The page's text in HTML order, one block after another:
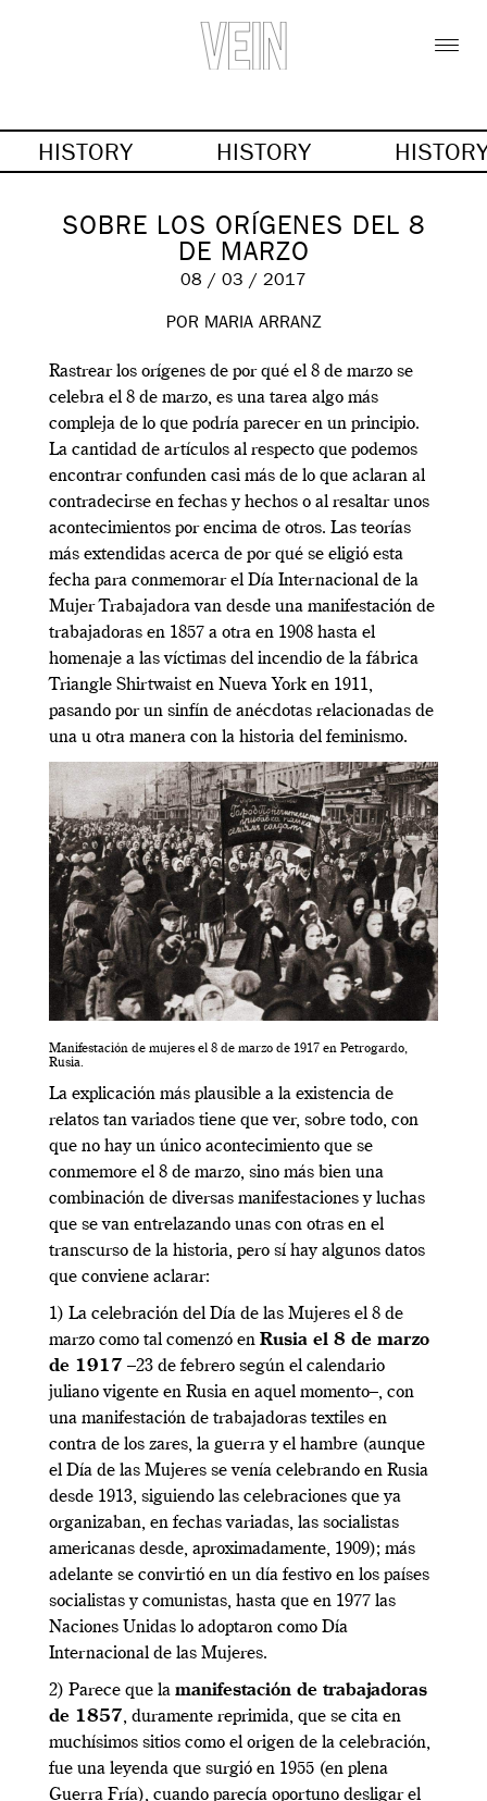
HISTORY HISTORY
SOBRE LOS ORÍGENES DEL 8
DE MARZO
08 / 03 / 2017
POR MARIA ARRANZ
Rastrear los orígenes de por qué el 8 de marzo se
celebra el 8 de marzo, es una tarea algo más
compleja de lo que podría parecer en un principio.
La cantidad de artículos al respecto que podemos
encontrar confunden casi más de lo que aclaran al
contradecirse en fechas y hechos o al resaltar unos
acontecimientos por encima de otros. Las teorías
más extendidas acerca de por qué se eligió esta
fecha para conmemorar el Día Internacional de la
Mujer Trabajadora van desde una manifestación de
trabajadoras en 1857 a otra en 1908 hasta el
homenaje a las víctimas del incendio de la fábrica
Triangle Shirtwaist en Nueva York en 1911,
pasando por un sinfín de anécdotas relacionadas de
una u otra manera con la historia del feminismo.
Manifestación de mujeres el 8 de marzo de 1917 en Petrogardo,
Rusia.
La explicación más plausible a la existencia de
relatos tan variados tiene que ver, sobre todo, con
que no hay un único acontecimiento que se
conmemore el 8 de marzo, sino más bien una
combinación de diversas manifestaciones y luchas
que se van entrelazando unas con otras en el
transcurso de la historia, pero sí hay algunos datos
que conviene aclarar:
1) La celebración del Día de las Mujeres el 8 de
marzo como tal comenzó en Rusia el 8 de marzo
de 1917 –23 de febrero según el calendario
juliano vigente en Rusia en aquel momento–, con
una manifestación de trabajadoras textiles en
contra de los zares, la guerra y el hambre (aunque
el Día de las Mujeres se venía celebrando en Rusia
desde 1913, siguiendo las celebraciones que ya
organizaban, en fechas variadas, las socialistas
americanas desde, aproximadamente, 1909); más
adelante se convirtió en un día festivo en los países
socialistas y comunistas, hasta que en 1977 las
Naciones Unidas lo adoptaron como Día
Internacional de las Mujeres.
2) Parece que la manifestación de trabajadoras
de 1857, duramente reprimida, que se cita en
muchísimos sitios como el origen de la celebración,
fue una leyenda que surgió en 1955 (en plena
Guerra Fría), cuando parecía oportuno desligar el